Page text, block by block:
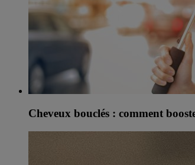
Cheveux bouclés : comment